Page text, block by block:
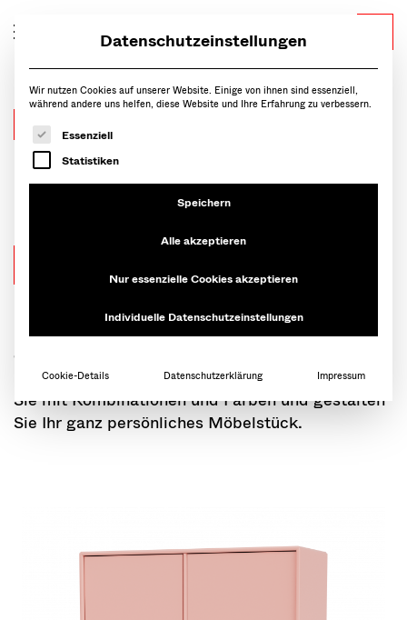
Aktion vom 28.10. bis 26.11.2023
Montana Cover-Show-
Kombinieren Sie die drei ModuleCover, Show
oder Pair
Ihren Wünschen in allen Montana Farben. Spielen
Sie mit Kombinationen und Farben und gestalten
Sie Ihr ganz persönliches Möbelstück.
Datenschutzeinstellungen
Wir nutzen Cookies auf unserer Website. Einige von ihnen sind essenziell,
während andere uns helfen, diese Website und Ihre Erfahrung zu verbessern.
Es folgt eine Liste der Service-Gruppen, für die eine
Essenziell
Statistiken
Speichern
Alle akzeptieren
Nur essenzielle Cookies akzeptieren
Individuelle Datenschutzeinstellungen
Cookie-Details Datenschutzerklärung Impressum